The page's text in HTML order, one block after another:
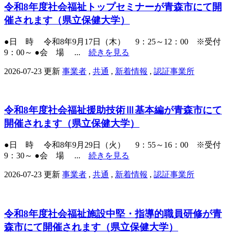
令和8年度社会福祉トップセミナーが青森市にて開
催されます（県立保健大学）
●日 時 令和8年9月17日（木） 9：25～12：00 ※受付
9：00～ ●会 場 ... 続きを見る
2026-07-23 更新 事業者 , 共通 , 新着情報 , 認証事業所
令和8年度社会福祉援助技術Ⅲ基本編が青森市にて
開催されます（県立保健大学）
●日 時 令和8年9月29日（火） 9：55～16：00 ※受付
9：30～ ●会 場 ... 続きを見る
2026-07-23 更新 事業者 , 共通 , 新着情報 , 認証事業所
令和8年度社会福祉施設中堅・指導的職員研修が青
森市にて開催されます（県立保健大学）